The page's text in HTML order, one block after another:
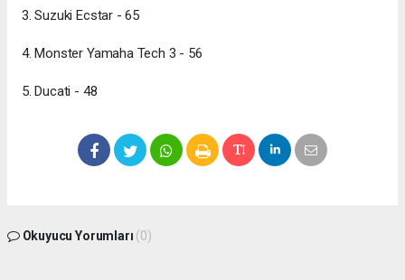
3. Suzuki Ecstar - 65
4. Monster Yamaha Tech 3 - 56
5. Ducati - 48
Okuyucu Yorumları (0)